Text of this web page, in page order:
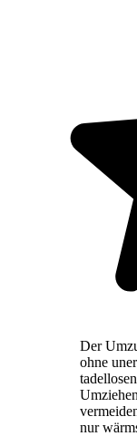
Der
ohne
nur